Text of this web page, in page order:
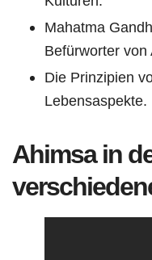
Mahatma
Befürworter von
Die Prinzipien
Lebensaspekte.
Ahimsa in